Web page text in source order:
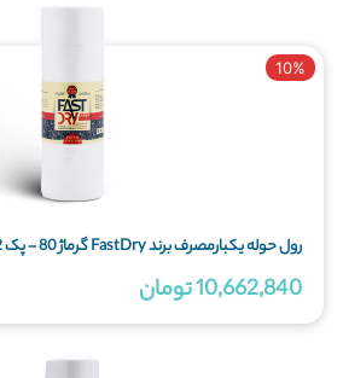
رول حوله یکبارمصرف برند FastDry گرماژ 80 - پک 12 عددی
10%
10,662,840 تومان